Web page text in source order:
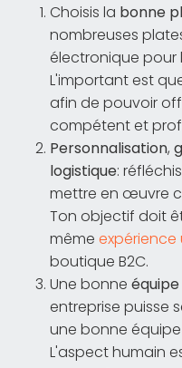
Choisis la bonne
nombreuses
électronique pour
L'important est
afin de pouvoir
compétent et
Personnalisation,
logistique:
mettre en œuvre
Ton objectif doit
même expérience
boutique B2C.
Une bonne
entreprise puisse
une bonne
L'aspect humain